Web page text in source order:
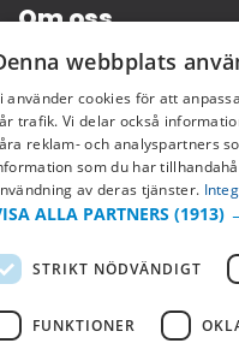
Om oss
Företagsinformation
webbplats
använder cookies för att
trafik. Vi delar också
reklam- och analyspartners
som du har
av deras tjänster.
ALLA PARTNERS (1913)
STRIKT NÖDVÄNDIGT
FUNKTIONER